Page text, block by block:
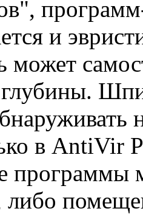
и
может
глубины.
в AntiVir
программы
либо